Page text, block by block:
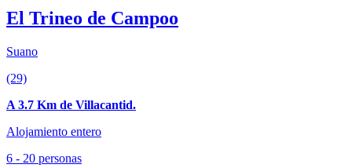
El Trineo de Campoo
Suano
(29)
A 3.7 Km de Villacantid.
Alojamiento entero
6 - 20 personas